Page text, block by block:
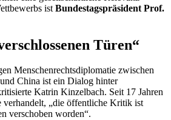
ist Bundestagspräsident Prof.
Türen“
Menschenrechtsdiplomatie zwischen
China ist ein Dialog hinter
Katrin Kinzelbach. Seit 17 Jahren
verhandelt, „die öffentliche Kritik ist
verschoben worden“.